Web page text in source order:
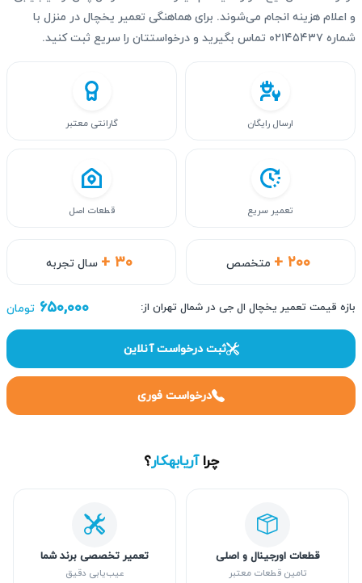
و اعلام هزینه انجام می‌شوند. برای هماهنگی تعمیر یخچال در منزل با
شماره ۰۲۱۴۵۴۳۷ تماس بگیرید و درخواستتان را سریع ثبت کنید.
+ ۲۰۰ متخصص + ۳۰ سال تجربه
ارسال رایگان گارانتی معتبر
تعمیر سریع قطعات اصل
بازه قیمت تعمیر یخچال ال جی در شمال تهران از: ۶۵۰,۰۰۰ تومان
ثبت درخواست آنلاین
درخواست فوری
چراآریابهکار؟
قطعات اورجینال و اصلی
تامین قطعات معتبر
تعمیر تخصصی برند شما
عیب‌یابی دقیق